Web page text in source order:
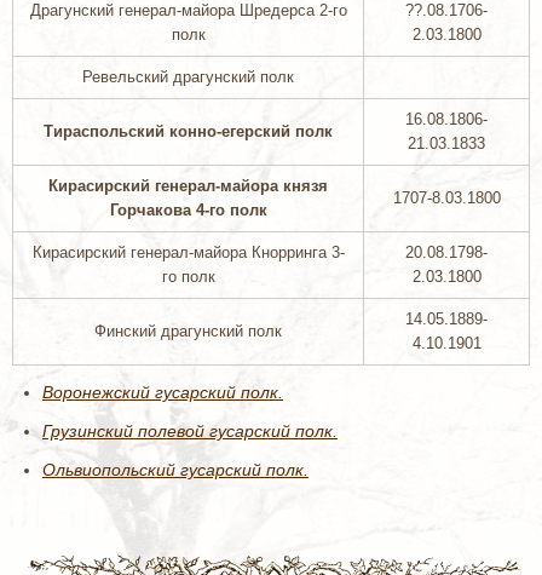
Драгунский генерал-майора Шредерса 2-го
полк
??.08.1706-
2.03.1800
Ревельский драгунский полк
Тираспольский конно-егерский полк
16.08.1806-
21.03.1833
Кирасирский генерал-майора князя
Горчакова 4-го полк
1707-8.03.1800
Кирасирский генерал-майора Кнорринга 3-
го полк
20.08.1798-
2.03.1800
Финский драгунский полк
14.05.1889-
4.10.1901
Воронежский гусарский полк.
Грузинский полевой гусарский полк.
Ольвиопольский гусарский полк.